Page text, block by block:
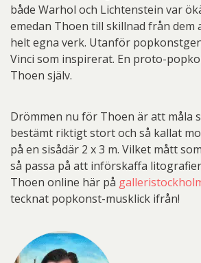
både Warhol och Lichtenstein var
emedan Thoen till skillnad från dem
helt egna verk. Utanför
Vinci som inspirerat. En proto-
Thoen själv.
Drömmen nu för Thoen är att måla
bestämt riktigt stort och så kallat
på en sisådär 2 x 3 m. Vilket mått
så passa på att införskaffa
Thoen online här på
tecknat popkonst-musklick ifrån!